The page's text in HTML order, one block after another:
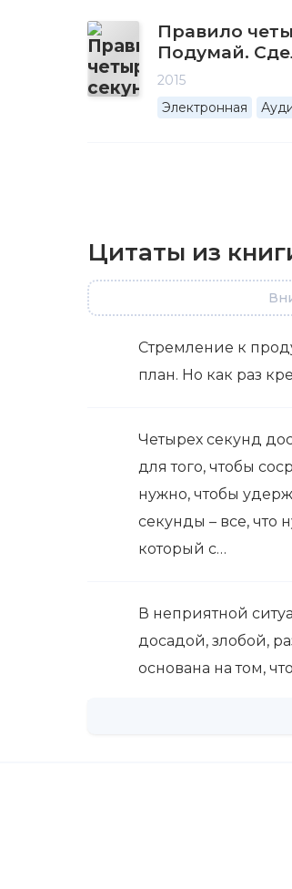
Правило
Подумай.
2015
Электронная
Цитаты из
Стремление к
план. Но как раз
Четырех секунд
для того, чтобы
нужно, чтобы
секунды – все, что
который с…
В неприятной
досадой, злобой,
основана на том,